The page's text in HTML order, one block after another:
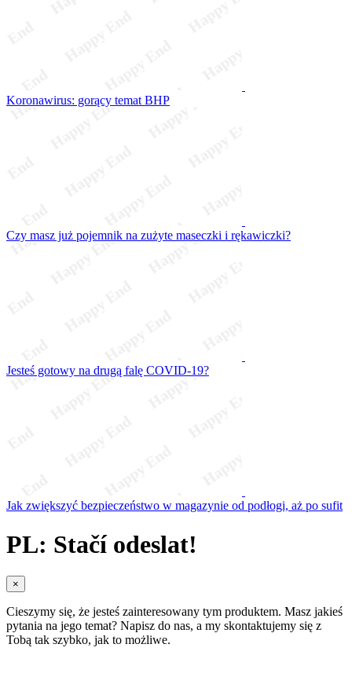
Koronawirus: gorący temat BHP
Czy masz już pojemnik na zużyte maseczki i rękawiczki?
Jesteś gotowy na drugą falę COVID-19?
Jak zwiększyć bezpieczeństwo w magazynie od podłogi, aż po sufit
PL: Stačí odeslat!
×
Cieszymy się, że jesteś zainteresowany tym produktem. Masz jakieś
pytania na jego temat? Napisz do nas, a my skontaktujemy się z
Tobą tak szybko, jak to możliwe.